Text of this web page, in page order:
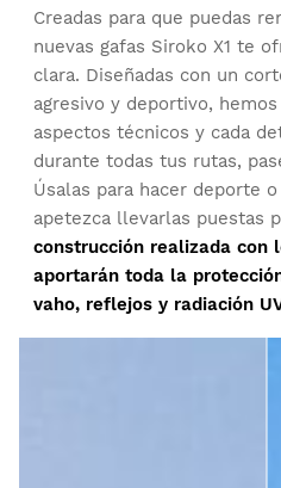
Prueba tu talla desde casa
a partir de la fecha de
Podrás devolver un producto
tu pedido en tu cuenta de
Devolución al método de pago
Ordenar
Buscar:
Cliente verificado
Jacinta Foong
Me encantan las gafas de sol
1 persona ha(n) encontrado útil
Creadas para que puedas
nuevas gafas Siroko X1 te
clara. Diseñadas con un
agresivo y deportivo,
aspectos técnicos y cada
durante todas tus rutas,
Úsalas para hacer deporte
apetezca llevarlas puestas
construcción realizada con
aportarán toda la
vaho, reflejos y radiación